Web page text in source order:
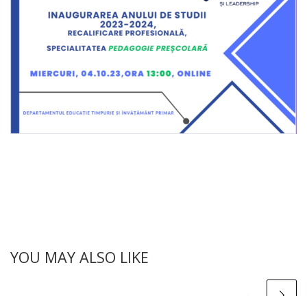
YOU MAY ALSO LIKE